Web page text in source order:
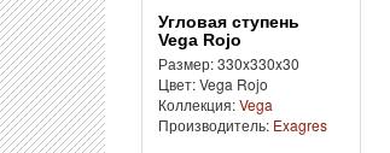
Угловая ступень
Vega Rojo
Размер: 330x330x30
Цвет: Vega Rojo
Коллекция:Vega
Производитель: Exagres